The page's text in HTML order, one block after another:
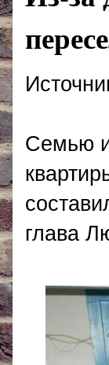
Семью
глава